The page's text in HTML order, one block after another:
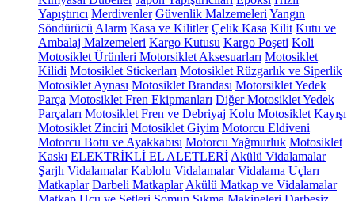
Yapıştırıcı Merdivenler Güvenlik Malzemeleri Yangın
Söndürücü Alarm Kasa ve Kilitler Çelik Kasa Kilit Kutu ve
Ambalaj Malzemeleri Kargo Kutusu Kargo Poşeti Koli
Motosiklet Ürünleri Motorsiklet Aksesuarları Motosiklet
Kilidi Motosiklet Stickerları Motosiklet Rüzgarlık ve Siperlik
Motosiklet Aynası Motosiklet Brandası Motorsiklet Yedek
Parça Motosiklet Fren Ekipmanları Diğer Motosiklet Yedek
Parçaları Motosiklet Fren ve Debriyaj Kolu Motosiklet Kayışı
Motosiklet Zinciri Motosiklet Giyim Motorcu Eldiveni
Motorcu Botu ve Ayakkabısı Motorcu Yağmurluk Motosiklet
Kaskı ELEKTRİKLİ EL ALETLERİ Akülü Vidalamalar
Şarjlı Vidalamalar Kablolu Vidalamalar Vidalama Uçları
Matkaplar Darbeli Matkaplar Akülü Matkap ve Vidalamalar